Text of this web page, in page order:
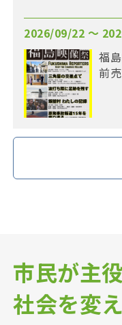
2026/09/22 〜
福
前
市民が主
社会を変